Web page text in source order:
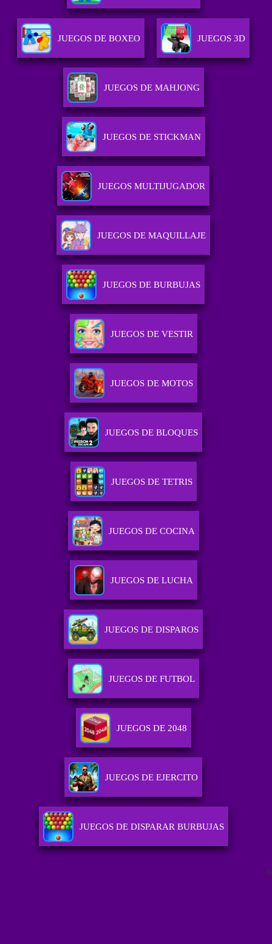
JUEGOS DE BOXEO JUEGOS 3D
JUEGOS DE MAHJONG
JUEGOS DE STICKMAN
JUEGOS MULTIJUGADOR
JUEGOS DE MAQUILLAJE
JUEGOS DE BURBUJAS
JUEGOS DE VESTIR
JUEGOS DE MOTOS
JUEGOS DE BLOQUES
JUEGOS DE TETRIS
JUEGOS DE COCINA
JUEGOS DE LUCHA
JUEGOS DE DISPAROS
JUEGOS DE FUTBOL
JUEGOS DE 2048
JUEGOS DE EJERCITO
JUEGOS DE DISPARAR BURBUJAS